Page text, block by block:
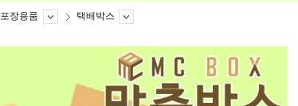
포장용품 택배박스